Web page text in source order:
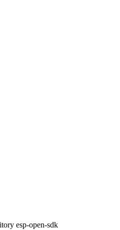
esp-open-sdk